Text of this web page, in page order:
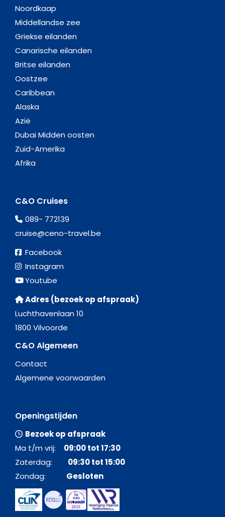
Noordkaap
Middellandse zee
Griekse eilanden
Canarische eilanden
Britse eilanden
Oostzee
Caribbean
Alaska
Azië
Dubai Midden oosten
Zuid-Amerika
Afrika
C&O Cruises
089- 772139
cruise@ceno-travel.be
Facebook
Instagram
Youtube
Adres (bezoek op afspraak)
Luchthavenlaan 10
1800 Vilvoorde
C&O Algemeen
Contact
Algemene voorwaarden
Openingstijden
Bezoek op afspraak
Ma t/m vrij: 09:00 tot 17:30
Zaterdag: 09:30 tot 15:00
Zondag: Gesloten